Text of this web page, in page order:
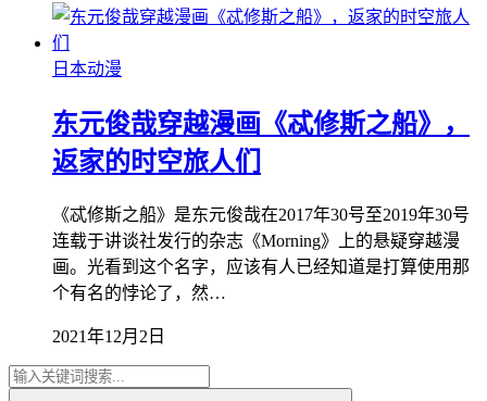
日本动漫
东元俊哉穿越漫画《忒修斯之船》，
返家的时空旅人们
《忒修斯之船》是东元俊哉在2017年30号至2019年30号
连载于讲谈社发行的杂志《Morning》上的悬疑穿越漫
画。光看到这个名字，应该有人已经知道是打算使用那
个有名的悖论了，然…
2021年12月2日